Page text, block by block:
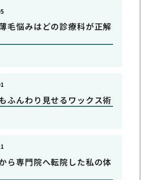
毛悩みはどの診療科が正解
ふんわり見せるワックス術
ら専門院へ転院した私の体